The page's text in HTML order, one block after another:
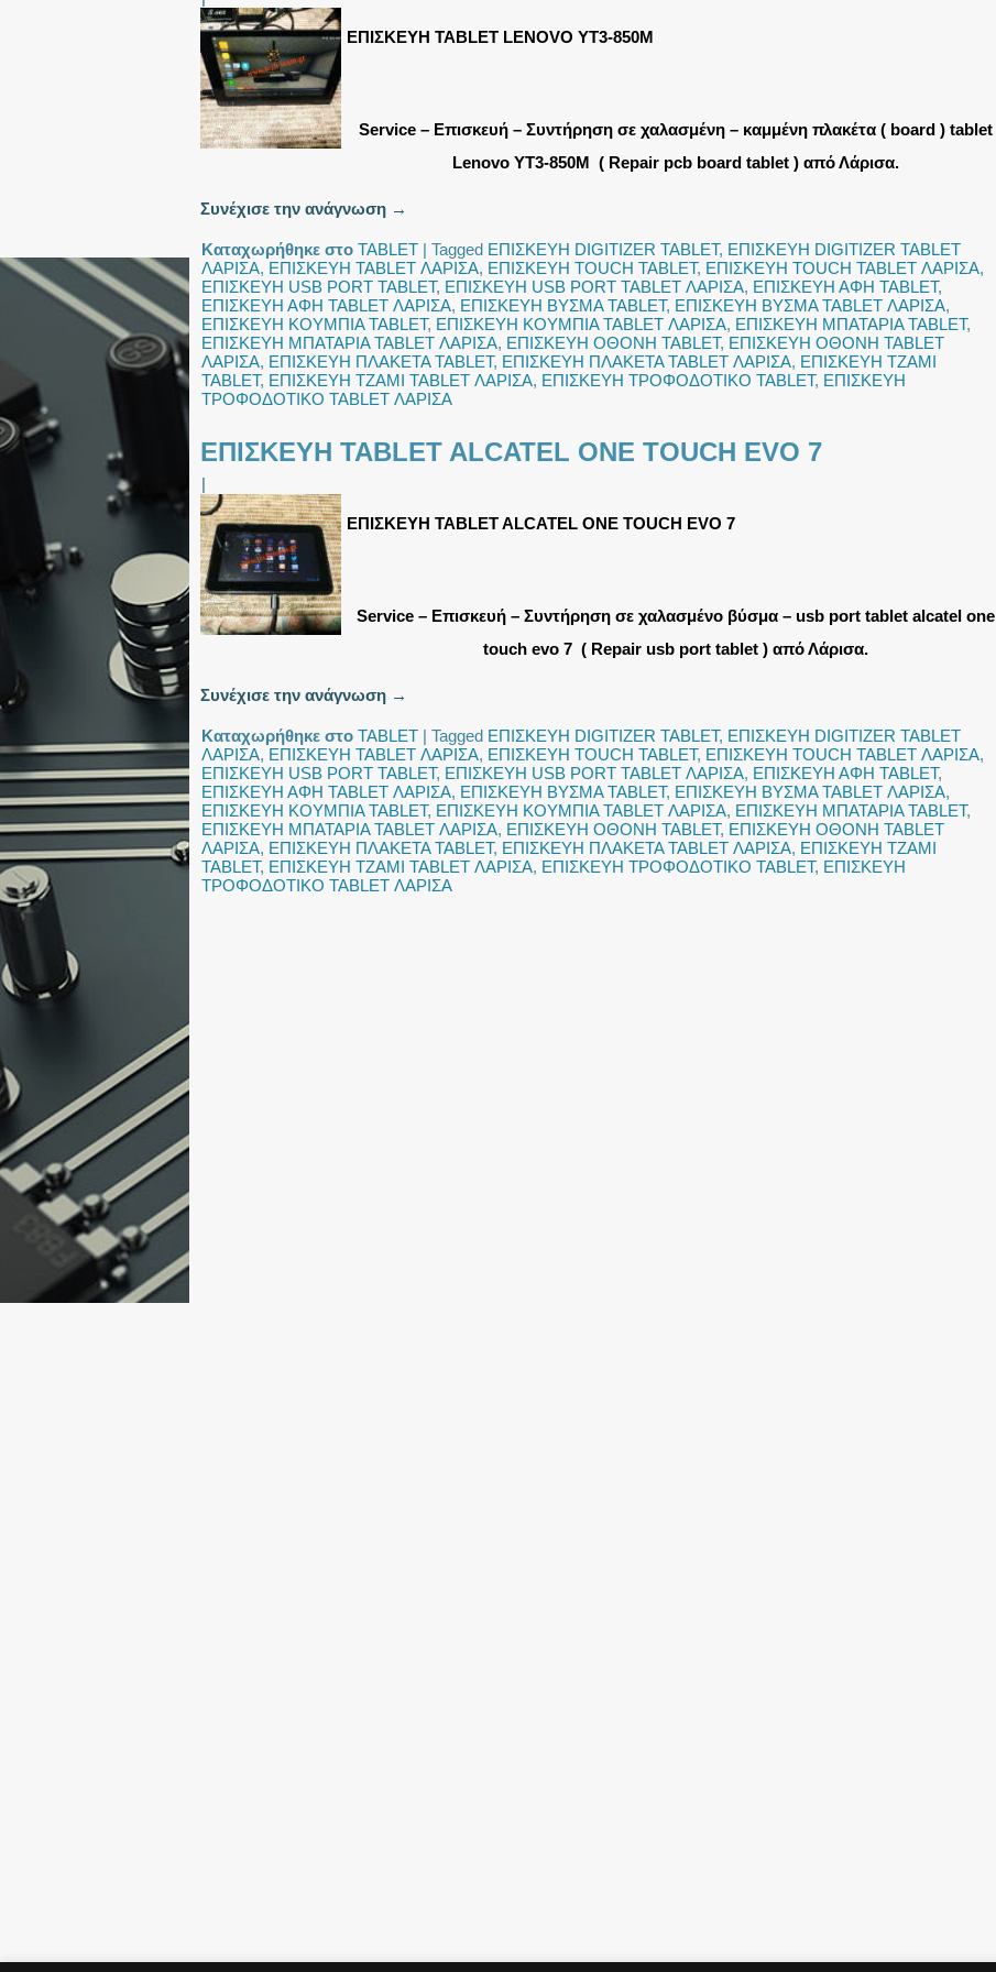
ΕΠΙΣΚΕΥΗ TABLET LENOVO YT3-850M
Service – Επισκευή – Συντήρηση σε χαλασμένη – καμμένη πλακέτα ( board ) tablet
Lenovo YT3-850M ( Repair pcb board tablet ) από Λάρισα.
Συνέχισε την ανάγνωση →
Καταχωρήθηκε στο TABLET | Tagged ΕΠΙΣΚΕΥΗ DIGITIZER TABLET, ΕΠΙΣΚΕΥΗ DIGITIZER TABLET
ΛΑΡΙΣΑ, ΕΠΙΣΚΕΥΗ TABLET ΛΑΡΙΣΑ, ΕΠΙΣΚΕΥΗ TOUCH TABLET, ΕΠΙΣΚΕΥΗ TOUCH TABLET ΛΑΡΙΣΑ,
ΕΠΙΣΚΕΥΗ USB PORT TABLET, ΕΠΙΣΚΕΥΗ USB PORT TABLET ΛΑΡΙΣΑ, ΕΠΙΣΚΕΥΗ ΑΦΗ TABLET,
ΕΠΙΣΚΕΥΗ ΑΦΗ TABLET ΛΑΡΙΣΑ, ΕΠΙΣΚΕΥΗ ΒΥΣΜΑ TABLET, ΕΠΙΣΚΕΥΗ ΒΥΣΜΑ TABLET ΛΑΡΙΣΑ,
ΕΠΙΣΚΕΥΗ ΚΟΥΜΠΙΑ TABLET, ΕΠΙΣΚΕΥΗ ΚΟΥΜΠΙΑ TABLET ΛΑΡΙΣΑ, ΕΠΙΣΚΕΥΗ ΜΠΑΤΑΡΙΑ TABLET,
ΕΠΙΣΚΕΥΗ ΜΠΑΤΑΡΙΑ TABLET ΛΑΡΙΣΑ, ΕΠΙΣΚΕΥΗ ΟΘΟΝΗ TABLET, ΕΠΙΣΚΕΥΗ ΟΘΟΝΗ TABLET
ΛΑΡΙΣΑ, ΕΠΙΣΚΕΥΗ ΠΛΑΚΕΤΑ TABLET, ΕΠΙΣΚΕΥΗ ΠΛΑΚΕΤΑ TABLET ΛΑΡΙΣΑ, ΕΠΙΣΚΕΥΗ ΤΖΑΜΙ
TABLET, ΕΠΙΣΚΕΥΗ ΤΖΑΜΙ TABLET ΛΑΡΙΣΑ, ΕΠΙΣΚΕΥΗ ΤΡΟΦΟΔΟΤΙΚΟ TABLET, ΕΠΙΣΚΕΥΗ
ΤΡΟΦΟΔΟΤΙΚΟ TABLET ΛΑΡΙΣΑ
ΕΠΙΣΚΕΥΗ TABLET ALCATEL ONE TOUCH EVO 7
|
ΕΠΙΣΚΕΥΗ TABLET ALCATEL ONE TOUCH EVO 7
Service – Επισκευή – Συντήρηση σε χαλασμένο βύσμα – usb port tablet alcatel one
touch evo 7 ( Repair usb port tablet ) από Λάρισα.
Συνέχισε την ανάγνωση →
Καταχωρήθηκε στο TABLET | Tagged ΕΠΙΣΚΕΥΗ DIGITIZER TABLET, ΕΠΙΣΚΕΥΗ DIGITIZER TABLET
ΛΑΡΙΣΑ, ΕΠΙΣΚΕΥΗ TABLET ΛΑΡΙΣΑ, ΕΠΙΣΚΕΥΗ TOUCH TABLET, ΕΠΙΣΚΕΥΗ TOUCH TABLET ΛΑΡΙΣΑ,
ΕΠΙΣΚΕΥΗ USB PORT TABLET, ΕΠΙΣΚΕΥΗ USB PORT TABLET ΛΑΡΙΣΑ, ΕΠΙΣΚΕΥΗ ΑΦΗ TABLET,
ΕΠΙΣΚΕΥΗ ΑΦΗ TABLET ΛΑΡΙΣΑ, ΕΠΙΣΚΕΥΗ ΒΥΣΜΑ TABLET, ΕΠΙΣΚΕΥΗ ΒΥΣΜΑ TABLET ΛΑΡΙΣΑ,
ΕΠΙΣΚΕΥΗ ΚΟΥΜΠΙΑ TABLET, ΕΠΙΣΚΕΥΗ ΚΟΥΜΠΙΑ TABLET ΛΑΡΙΣΑ, ΕΠΙΣΚΕΥΗ ΜΠΑΤΑΡΙΑ TABLET,
ΕΠΙΣΚΕΥΗ ΜΠΑΤΑΡΙΑ TABLET ΛΑΡΙΣΑ, ΕΠΙΣΚΕΥΗ ΟΘΟΝΗ TABLET, ΕΠΙΣΚΕΥΗ ΟΘΟΝΗ TABLET
ΛΑΡΙΣΑ, ΕΠΙΣΚΕΥΗ ΠΛΑΚΕΤΑ TABLET, ΕΠΙΣΚΕΥΗ ΠΛΑΚΕΤΑ TABLET ΛΑΡΙΣΑ, ΕΠΙΣΚΕΥΗ ΤΖΑΜΙ
TABLET, ΕΠΙΣΚΕΥΗ ΤΖΑΜΙ TABLET ΛΑΡΙΣΑ, ΕΠΙΣΚΕΥΗ ΤΡΟΦΟΔΟΤΙΚΟ TABLET, ΕΠΙΣΚΕΥΗ
ΤΡΟΦΟΔΟΤΙΚΟ TABLET ΛΑΡΙΣΑ